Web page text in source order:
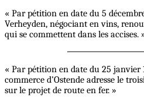
« Par pétition en date du 5
Verheyden, négociant en vins,
qui se commettent dans les accises.
« Par pétition en date du 25 janvier
commerce d’Ostende adresse le
sur le projet de route en fer. »